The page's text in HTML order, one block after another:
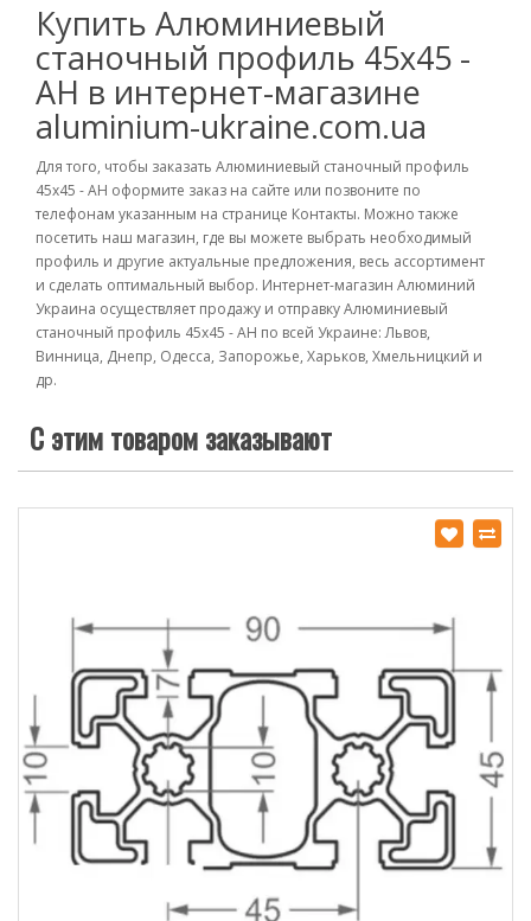
Купить Алюминиевый
станочный профиль 45х45 -
АН в интернет-магазине
aluminium-ukraine.com.ua
Для того, чтобы заказать Алюминиевый станочный профиль
45х45 - АН оформите заказ на сайте или позвоните по
телефонам указанным на странице Контакты. Можно также
посетить наш магазин, где вы можете выбрать необходимый
профиль и другие актуальные предложения, весь ассортимент
и сделать оптимальный выбор. Интернет-магазин Алюминий
Украина осуществляет продажу и отправку Алюминиевый
станочный профиль 45х45 - АН по всей Украине: Львов,
Винница, Днепр, Одесса, Запорожье, Харьков, Хмельницкий и
др.
С этим товаром заказывают